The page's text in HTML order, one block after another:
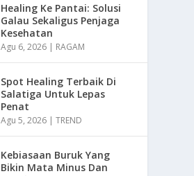
Healing Ke Pantai: Solusi
Galau Sekaligus Penjaga
Kesehatan
Agu 6, 2026 | RAGAM
Spot Healing Terbaik Di
Salatiga Untuk Lepas
Penat
Agu 5, 2026 |TREND
Kebiasaan Buruk Yang
Bikin Mata Minus Dan